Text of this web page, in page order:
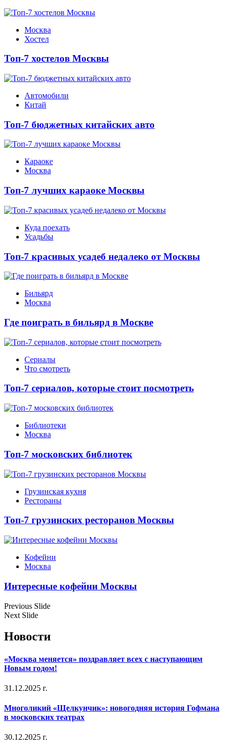
Москва
Хостел
Топ-7 хостелов Москвы
Автомобили
Китай
Топ-7 бюджетных китайских авто
Караоке
Москва
Топ-7 лучших караоке Москвы
Куда поехать
Усадьбы
Топ-7 красивых усадеб недалеко от Москвы
Бильярд
Москва
Где поиграть в бильярд в Москве
Сериалы
Что смотреть
Топ-7 сериалов, которые стоит посмотреть
Библиотеки
Москва
Топ-7 московских библиотек
Грузинская кухня
Рестораны
Топ-7 грузинских ресторанов Москвы
Кофейни
Москва
Интересные кофейни Москвы
Previous Slide
Next Slide
Новости
«Москва меняется» поздравляет всех с наступающим
Новым годом!
31.12.2025 г.
Многоликий «Щелкунчик»: новогодняя история Гофмана
в московских театрах
30.12.2025 г.